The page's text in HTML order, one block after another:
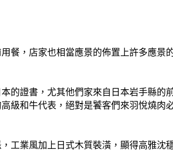
餐，店家也相當應景的佈置上許多應景
的證書，尤其他們家來自日本岩手縣
級和牛代表，絕對是饕客們來羽悅燒肉
工業風加上日式木質裝潢，顯得高雅沈